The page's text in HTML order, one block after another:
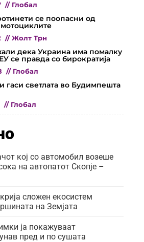
// Глобал
се поопасни од
// Жолт Трн
дека Украина има помалку
се правда со бирократија
// Глобал
гаси светлата во Будимпешта
// Глобал
кој со автомобил возеше
на автопатот Скопје –
сложен екосистем
на Земјата
ја покажуваат
пред и по сушата